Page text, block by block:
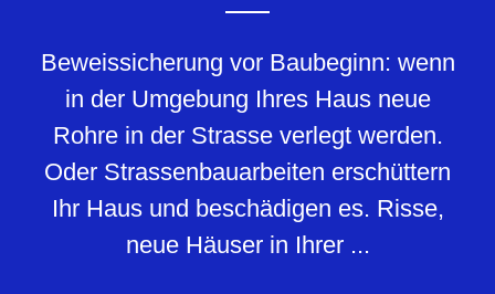
Beweissicherung vor Baubeginn: wenn
in der Umgebung Ihres Haus neue
Rohre in der Strasse verlegt werden.
Oder Strassenbauarbeiten erschüttern
Ihr Haus und beschädigen es. Risse,
neue Häuser in Ihrer ...